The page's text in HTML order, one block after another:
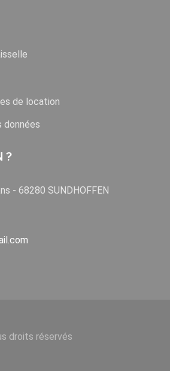
de location
données
?
- 68280 SUNDHOFFEN
droits réservés